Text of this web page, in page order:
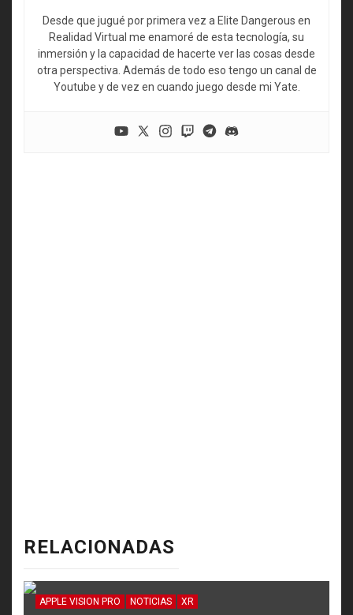
Desde que jugué por primera vez a Elite Dangerous en
Realidad Virtual me enamoré de esta tecnología, su
inmersión y la capacidad de hacerte ver las cosas desde
otra perspectiva. Además de todo eso tengo un canal de
Youtube y de vez en cuando juego desde mi Yate.
RELACIONADAS
APPLE VISION PRO NOTICIAS XR